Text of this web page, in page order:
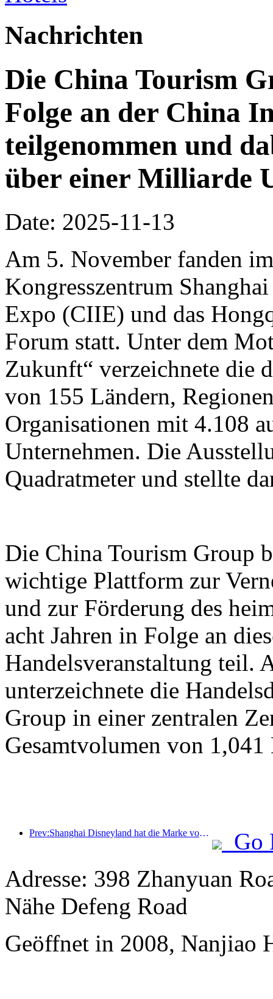
Nachrichten
Die China Tourism
Folge an der China
teilgenommen und
über einer Milliarde
Date: 2025-11-13
Am 5. November fanden
Kongresszentrum
Expo (CIIE) und das
Forum statt. Unter dem
Zukunft“ verzeichnete die
von 155 Ländern,
Organisationen mit 4.108
Unternehmen. Die
Quadratmeter und stellte
Die China Tourism Group
wichtige Plattform zur
und zur Förderung des
acht Jahren in Folge an
Handelsveranstaltung teil.
unterzeichnete die
Group in einer zentralen
Gesamtvolumen von
Prev:Shanghai Disneyland hat die Marke von 100 Millionen Besuchern überschritten und wird um ein viertes Themenhotel erweitert.
Go
Adresse: 398 Zhanyuan
Nähe Defeng Road
Geöffnet in 2008, Nanjiao